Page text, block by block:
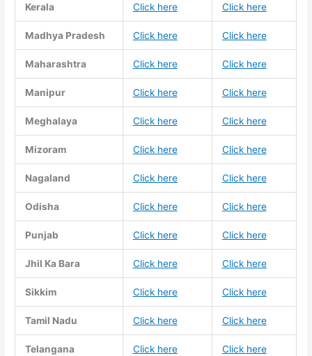
Kerala Click here Click here
Madhya Pradesh Click here Click here
Maharashtra Click here Click here
Manipur Click here Click here
Meghalaya Click here Click here
Mizoram Click here Click here
Nagaland Click here Click here
Odisha Click here Click here
Punjab Click here Click here
Jhil Ka Bara Click here Click here
Sikkim Click here Click here
Tamil Nadu Click here Click here
Telangana Click here Click here